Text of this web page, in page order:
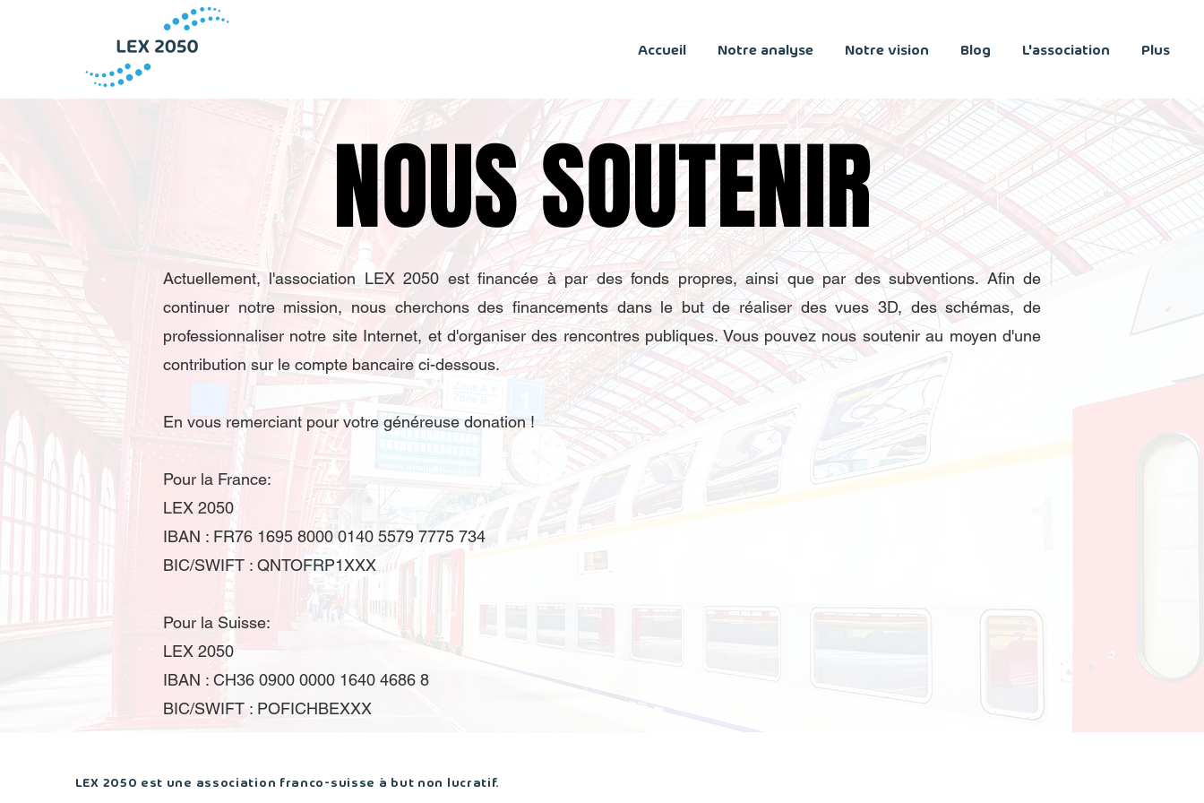
Accueil Notre analyse Notre vision Blog L'association Plus
NOUS SOUTENIR
NOUS SOUTENIR
Actuellement, l'association LEX 2050 est financée à par des fonds propres, ainsi que par des subventions. Afin de
continuer notre mission, nous cherchons des financements dans le but de réaliser des vues 3D, des schémas, de
professionnaliser notre site Internet, et d'organiser des rencontres publiques. Vous pouvez nous soutenir au moyen d'une
contribution sur le compte bancaire ci-dessous.
En vous remerciant pour votre généreuse donation !
Pour la France:
LEX 2050
IBAN : FR76 1695 8000 0140 5579 7775 734
BIC/SWIFT : QNTOFRP1XXX
Pour la Suisse:
LEX 2050
IBAN : CH36 0900 0000 1640 4686 8
BIC/SWIFT : POFICHBEXXX
LEX 2050 est une association franco-suisse à but non lucratif.